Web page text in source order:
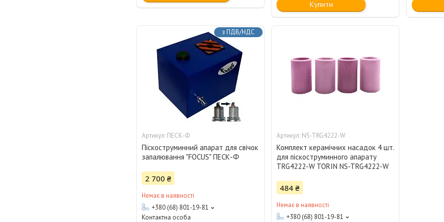
Купити
з ПДВ/НДС
ПЕСК-Ф
Піскоструминний апарат для свічок
запалювання "FOCUS" ПЕСК-Ф
2 700 ₴
Немає в наявності
+380 (68) 801-19-81
Контактна особа
NS-TRG4222-W
Комплект керамічних насадок 4 шт.
для піскоструминного апарату
TRG4222-W TORIN NS-TRG4222-W
484 ₴
Немає в наявності
+380 (68) 801-19-81